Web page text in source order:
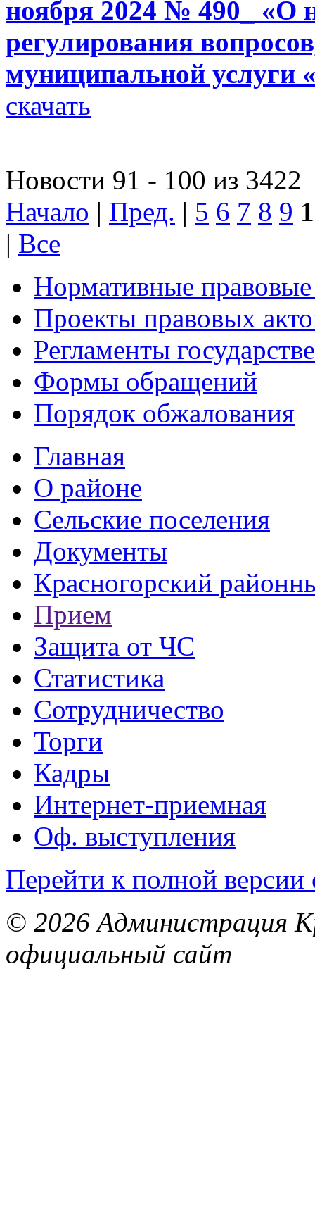
ноября 2024 № 490_ «О
регулирования
муниципальной услуги
скачать
Новости 91 - 100 из 3422
Начало | Пред. | 5 6 7 8 9
| Все
Нормативные
Проекты правовых
Регламенты
Формы обращений
Порядок обжалования
Главная
О районе
Сельские поселения
Документы
Красногорский
Прием
Защита от ЧС
Статистика
Сотрудничество
Торги
Кадры
Интернет-приемная
Оф. выступления
Перейти к полной версии
© 2026 Администрация
официальный сайт